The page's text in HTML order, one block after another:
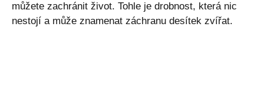
můžete zachránit život. Tohle je drobnost, která nic
nestojí a může znamenat záchranu desítek zvířat.